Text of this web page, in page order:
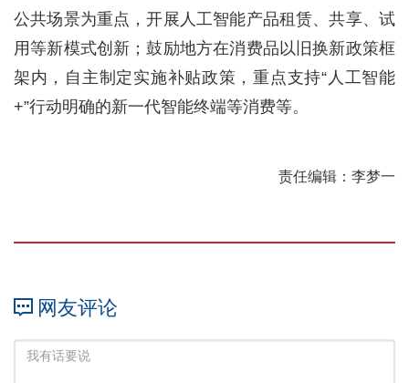
公共场景为重点，开展人工智能产品租赁、共享、试
用等新模式创新；鼓励地方在消费品以旧换新政策框
架内，自主制定实施补贴政策，重点支持“人工智能
+”行动明确的新一代智能终端等消费等。
责任编辑：李梦一
网友评论